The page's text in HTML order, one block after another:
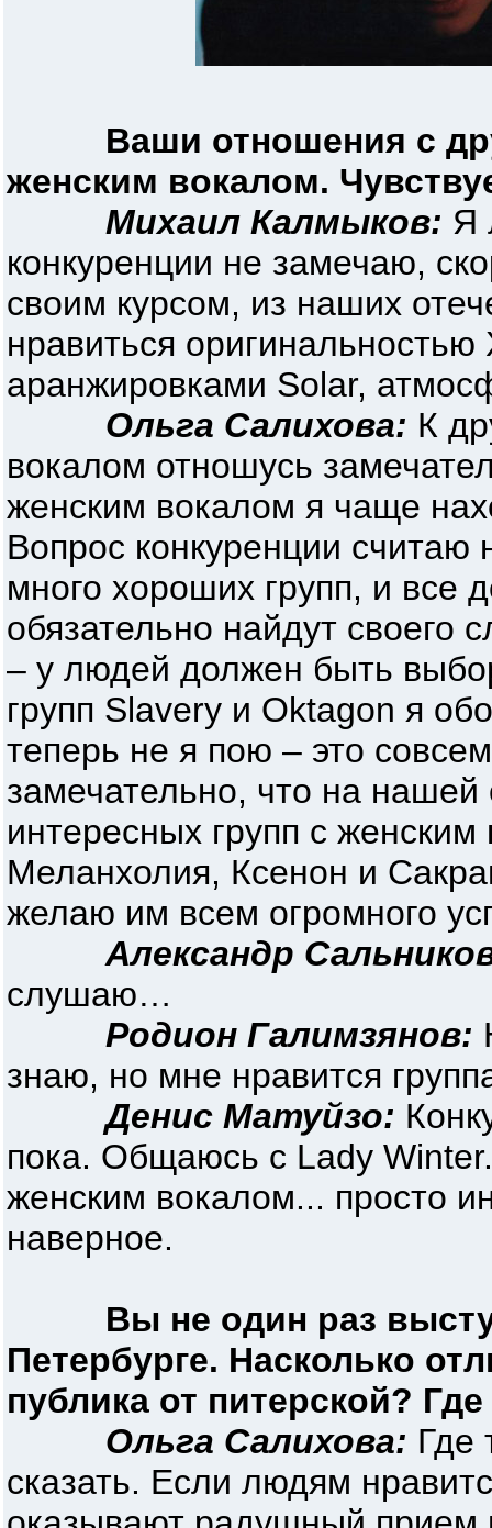
Ваши отношения с
женским вокалом.
Михаил Калмыков: Я
конкуренции не замечаю,
своим курсом, из наших
нравиться
аранжировками Solar,
Ольга Салихова: К
вокалом отношусь
женским вокалом я чаще
Вопрос конкуренции
много хороших групп, и все
обязательно найдут своего
– у людей должен быть
групп Slavery и Oktagon я
теперь не я пою – это
замечательно, что на нашей
интересных групп с
Меланхолия, Ксенон и
желаю им всем огромного
Александр
слушаю…
Родион Галимзянов:
знаю, но мне нравится
Денис Матуйзо:
пока. Общаюсь с Lady
женским вокалом... просто
наверное.
Вы не один раз
Петербурге. Насколько
публика от питерской?
Ольга Салихова: Где
сказать. Если людям